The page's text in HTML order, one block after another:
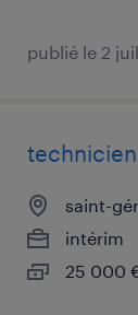
publié le 2
saint-
intérim
25 000